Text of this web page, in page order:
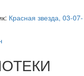
Красная звезда, 03-07-